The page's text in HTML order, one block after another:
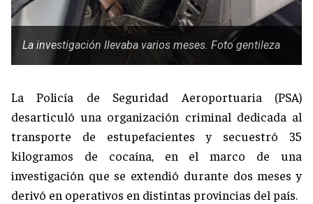
La investigación llevaba varios meses. Foto gentileza
LaPolicía de Seguridad Aeroportuaria (PSA)
desarticuló una organización criminal dedicada al
transporte de estupefacientes y secuestró 35
kilogramos de cocaína, en el marco de una
investigación que se extendió durante dos meses y
derivó en operativos en distintas provincias del país.